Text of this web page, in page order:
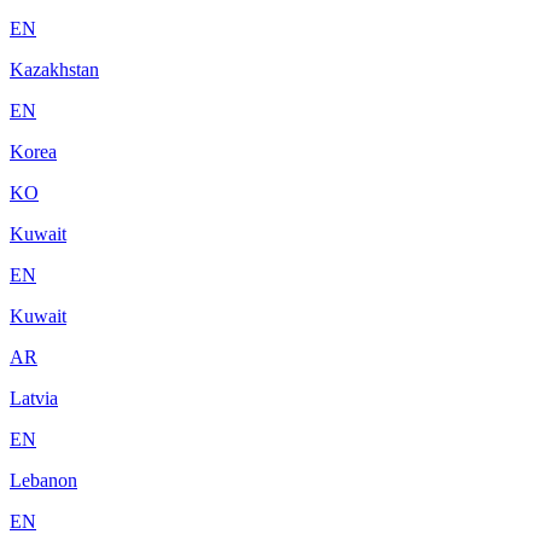
EN
Kazakhstan
EN
Korea
KO
Kuwait
EN
Kuwait
AR
Latvia
EN
Lebanon
EN